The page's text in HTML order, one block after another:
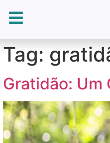
Tag:
Gratidão: Um